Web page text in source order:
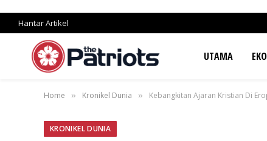
Hantar Artikel
UTAMA
Home » Kronikel Dunia » Kebangkitan Ajaran Kristian Di
KRONIKEL DUNIA